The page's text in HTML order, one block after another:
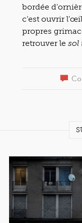
bordée
c’est ouvrir
propres
retrouver le sol